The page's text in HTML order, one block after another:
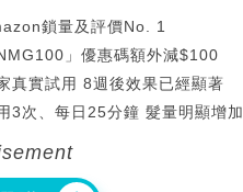
鎖量及評價No. 1
」優惠碼額外減$100
真實試用 8週後效果已經顯著
3次、每日25分鐘 髮量明顯增加